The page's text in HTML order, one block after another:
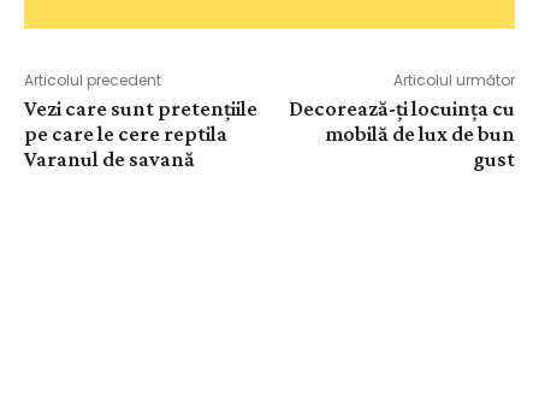
Articolul precedent
Vezi care sunt pretențiile
pe care le cere reptila
Varanul de savană
Articolul următor
Decorează-ți locuința cu
mobilă de lux de bun
gust